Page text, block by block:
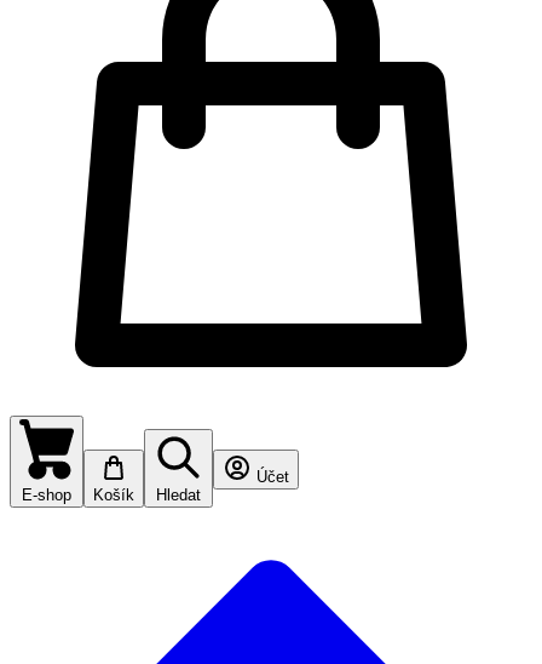
E-shop Košík Hledat
Účet